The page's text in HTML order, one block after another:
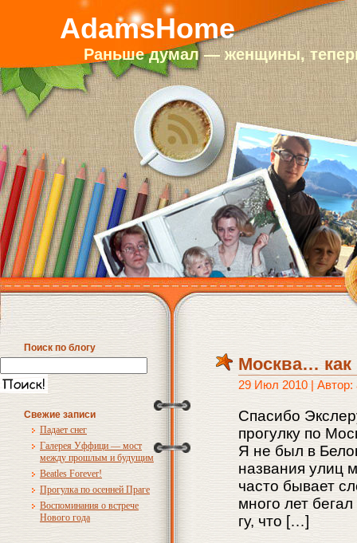
AdamsHome
Раньше думал — женщины,
Поиск по блогу
Свежие записи
Падает снег
Галерея Уффици — мост
между прошлым и будущим
Beatles Forever!
Прогулка по осенней Праге
Воспоминания о встрече
Нового года
Москва… как
29 Июл 2010 | Автор:
Спасибо
прогулку по
Я не был в
названия улиц
часто бывает
много лет
гу, что […]